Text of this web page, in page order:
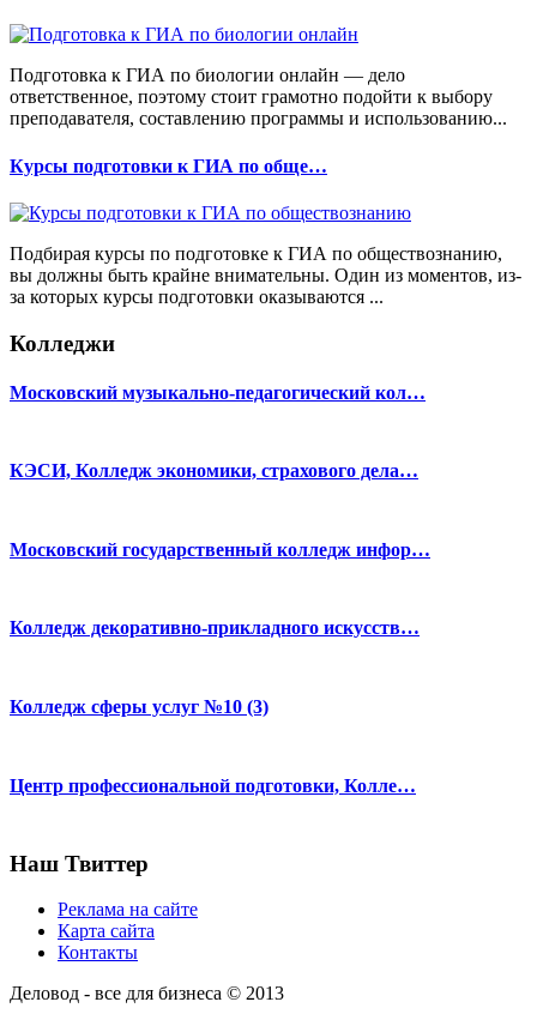
Подготовка к ГИА по биологии онлайн — дело
ответственное, поэтому стоит грамотно подойти к выбору
преподавателя, составлению программы и использованию...
Курсы подготовки к ГИА по обще…
Подбирая курсы по подготовке к ГИА по обществознанию,
вы должны быть крайне внимательны. Один из моментов, из-
за которых курсы подготовки оказываются ...
Колледжи
Московский музыкально-педагогический кол…
КЭСИ, Колледж экономики, страхового дела…
Московский государственный колледж инфор…
Колледж декоративно-прикладного искусств…
Колледж сферы услуг №10 (3)
Центр профессиональной подготовки, Колле…
Наш Твиттер
Реклама на сайте
Карта сайта
Контакты
Деловод - все для бизнеса © 2013